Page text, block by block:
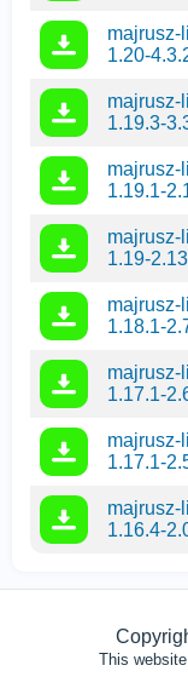
majrusz-
1.20-
majrusz-
1.19.3-
majrusz-
1.19.1-
majrusz-
1.19-
majrusz-
1.18.1-
majrusz-
1.17.1-
majrusz-
1.17.1-
majrusz-
1.16.4-
This